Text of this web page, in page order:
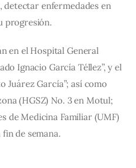
enfermedades en
progresión.
en el Hospital General
Ignacio García Téllez”, y el
Juárez García”; así como
(HGSZ) No. 3 en Motul;
de Medicina Familiar (UMF)
de semana.